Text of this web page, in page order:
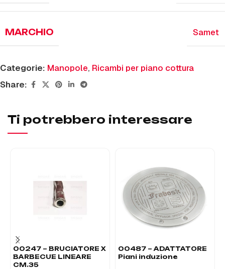
MARCHIO Samet
Categorie: Manopole, Ricambi per piano cottura
Share:
Ti potrebbero interessare
00247 – BRUCIATORE X
BARBECUE LINEARE
CM.35
00487 – ADATTATORE
Piani induzione